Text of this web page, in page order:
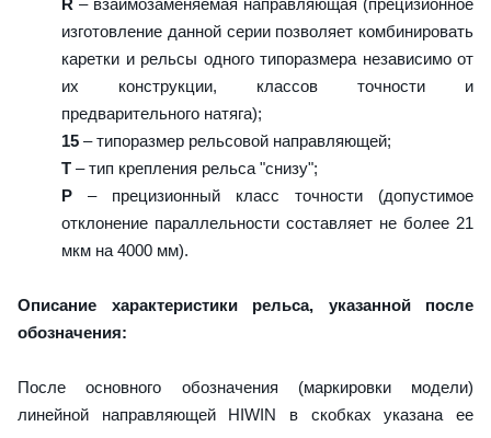
R – взаимозаменяемая направляющая (прецизионное
изготовление данной серии позволяет комбинировать
каретки и рельсы одного типоразмера независимо от
их конструкции, классов точности и
предварительного натяга);
15 – типоразмер рельсовой направляющей;
T – тип крепления рельса "снизу";
P – прецизионный класс точности (допустимое
отклонение параллельности составляет не более 21
мкм на 4000 мм).
Описание характеристики рельса, указанной после
обозначения:
После основного обозначения (маркировки модели)
линейной направляющей HIWIN в скобках указана ее